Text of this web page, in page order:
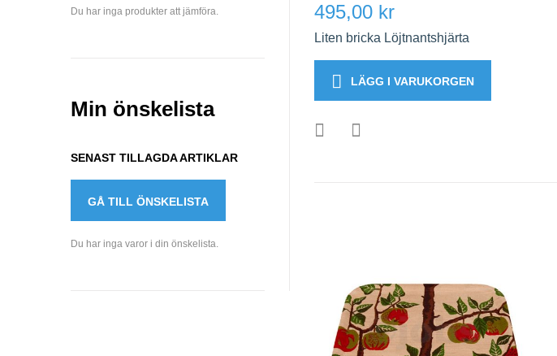
495,00 kr
Liten bricka Löjtnantshjärta
LÄGG I VARUKORGEN
Du har inga produkter att jämföra.
Min önskelista
SENAST TILLAGDA ARTIKLAR
GÅ TILL ÖNSKELISTA
Du har inga varor i din önskelista.